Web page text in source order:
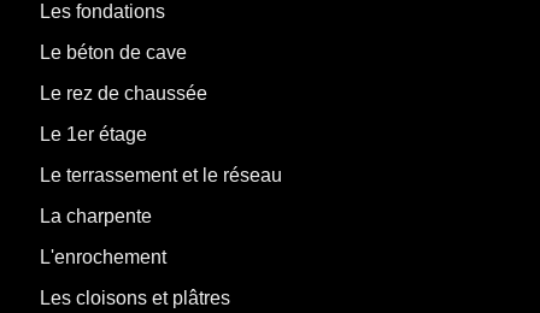
Les fondations
Le béton de cave
Le rez de chaussée
Le 1er étage
Le terrassement et le réseau
La charpente
L'enrochement
Les cloisons et plâtres